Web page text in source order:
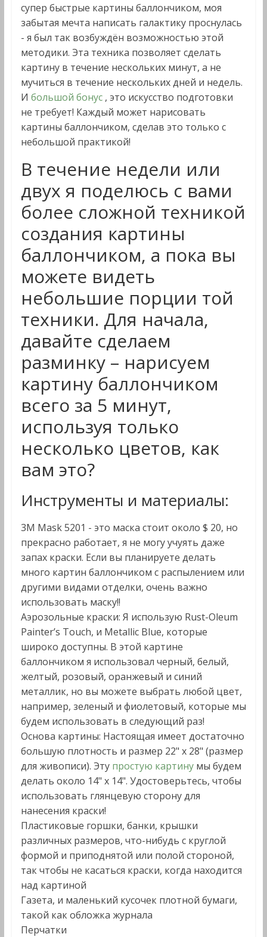
супер быстрые картины баллончиком, моя
забытая мечта написать галактику проснулась
- я был так возбуждён возможностью этой
методики. Эта техника позволяет сделать
картину в течение нескольких минут, а не
мучиться в течение нескольких дней и недель.
И большой бонус , это искусство подготовки
не требует! Каждый может нарисовать
картины баллончиком, сделав это только с
небольшой практикой!
В течение недели или
двух я поделюсь с вами
более сложной техникой
создания картины
баллончиком, а пока вы
можете видеть
небольшие порции той
техники. Для начала,
давайте сделаем
разминку – нарисуем
картину баллончиком
всего за 5 минут,
используя только
несколько цветов, как
вам это?
Инструменты и материалы:
3M Mask 5201 - это маска стоит около $ 20, но
прекрасно работает, я не могу учуять даже
запах краски. Если вы планируете делать
много картин баллончиком с распылением или
другими видами отделки, очень важно
использовать маску!!
Аэрозольные краски: Я использую Rust-Oleum
Painter’s Touch, и Metallic Blue, которые
широко доступны. В этой картине
баллончиком я использовал черный, белый,
желтый, розовый, оранжевый и синий
металлик, но вы можете выбрать любой цвет,
например, зеленый и фиолетовый, которые мы
будем использовать в следующий раз!
Основа картины: Настоящая имеет достаточно
большую плотность и размер 22" x 28" (размер
для живописи). Эту простую картину мы будем
делать около 14" x 14". Удостоверьтесь, чтобы
использовать глянцевую сторону для
нанесения краски!
Пластиковые горшки, банки, крышки
различных размеров, что-нибудь с круглой
формой и приподнятой или полой стороной,
так чтобы не касаться краски, когда находится
над картиной
Газета, и маленький кусочек плотной бумаги,
такой как обложка журнала
Перчатки